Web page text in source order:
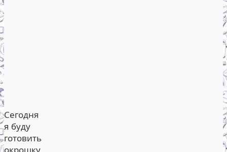
Сегодня
я буду
готовить
окрошку